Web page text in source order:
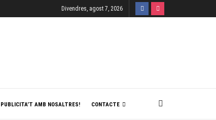
Divendres, agost 7, 2026
PUBLICITA’T AMB NOSALTRES! CONTACTE